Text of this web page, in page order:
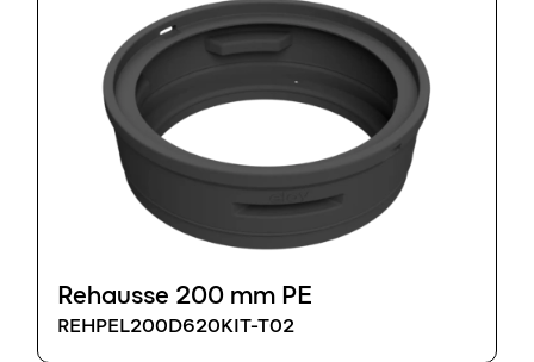
Rehausse 200 mm PE
REHPEL200D620KIT-T02